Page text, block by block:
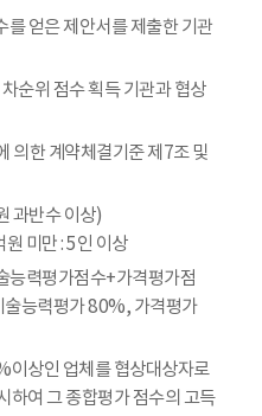
를 얻은 제안서를 제출한 기관
순위 점수 획득 기관과 협상
의한 계약체결기준 제7조 및
과반수 이상)
미만 : 5인 이상
능력평가점수+가격평가점
술능력평가 80%, 가격평가
이상인 업체를 협상대상자로
하여 그 종합평가 점수의 고득